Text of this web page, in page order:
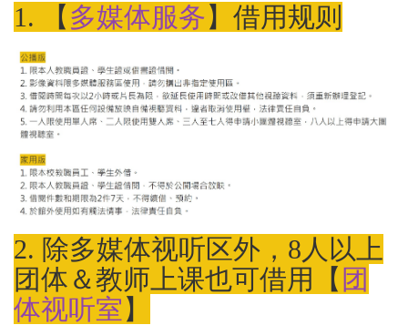
1. 【 多媒体服务 】借用规则
2. 除多媒体视听区外，8人以上
团体＆教师上课也可借用【 团
体视听室 】